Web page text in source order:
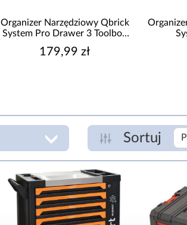
Organizer Narzędziowy Qbrick
System Pro Drawer 3 Toolbox
Basic
179,99 zł
Sortuj
MATERIAŁ
plastik